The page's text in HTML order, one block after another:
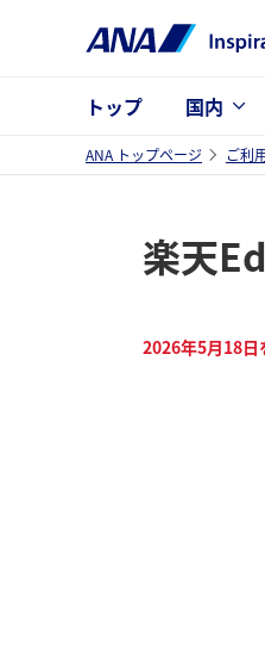
トップ 国内
ANA トップページ ご利
楽天
2026年5月18日